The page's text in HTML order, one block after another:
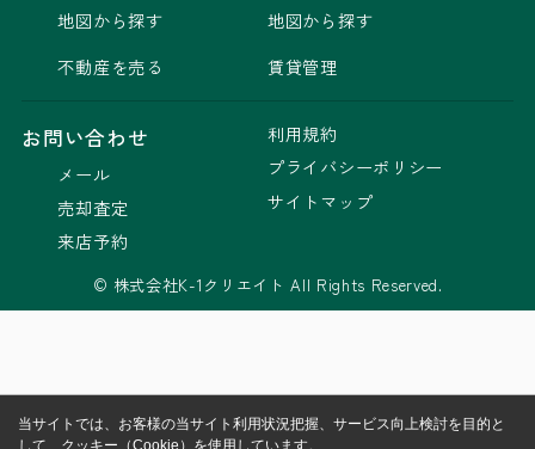
地図から探す
不動産を売る
地図から探す
賃貸管理
お問い合わせ
メール
売却査定
来店予約
利用規約
プライバシーポリシー
サイトマップ
© 株式会社K-1クリエイト All Rights Reserved.
当サイトでは、お客様の当サイト利用状況把握、サービス向上検討を目的と
して、クッキー（Cookie）を使用しています。